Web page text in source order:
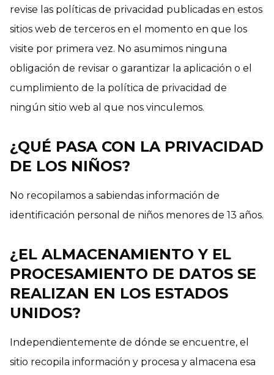
revise las políticas de privacidad publicadas en estos
sitios web de terceros en el momento en que los
visite por primera vez. No asumimos ninguna
obligación de revisar o garantizar la aplicación o el
cumplimiento de la política de privacidad de
ningún sitio web al que nos vinculemos.
¿QUÉ PASA CON LA PRIVACIDAD
DE LOS NIÑOS?
No recopilamos a sabiendas información de
identificación personal de niños menores de 13 años.
¿EL ALMACENAMIENTO Y EL
PROCESAMIENTO DE DATOS SE
REALIZAN EN LOS ESTADOS
UNIDOS?
Independientemente de dónde se encuentre, el
sitio recopila información y procesa y almacena esa